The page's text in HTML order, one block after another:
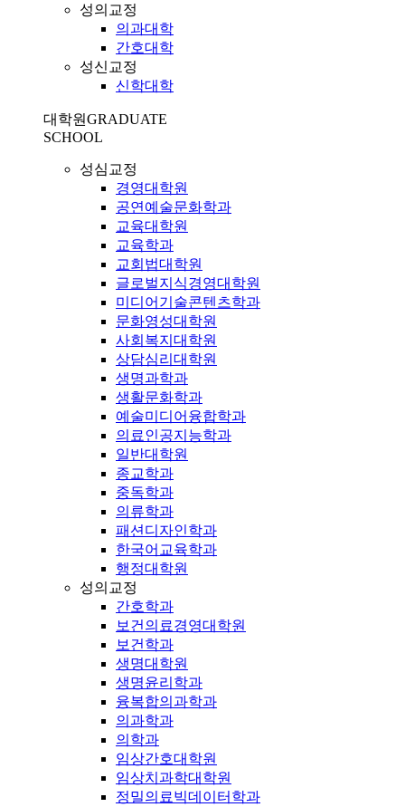
성의교정
의과대학
간호대학
성신교정
신학대학
대학원GRADUATE
SCHOOL
성심교정
경영대학원
공연예술문화학과
교육대학원
교육학과
교회법대학원
글로벌지식경영대학원
미디어기술콘텐츠학과
문화영성대학원
사회복지대학원
상담심리대학원
생명과학과
생활문화학과
예술미디어융합학과
의료인공지능학과
일반대학원
종교학과
중독학과
의류학과
패션디자인학과
한국어교육학과
행정대학원
성의교정
간호학과
보건의료경영대학원
보건학과
생명대학원
생명윤리학과
융복합의과학과
의과학과
의학과
임상간호대학원
임상치과학대학원
정밀의료빅데이터학과